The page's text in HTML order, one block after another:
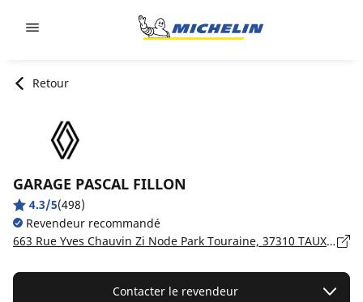
Retour
GARAGE PASCAL FILLON
4.3/5(498)
Revendeur recommandé
663 Rue Yves Chauvin Zi Node Park Touraine, 37310 TAUXIGNY
Contacter le revendeur